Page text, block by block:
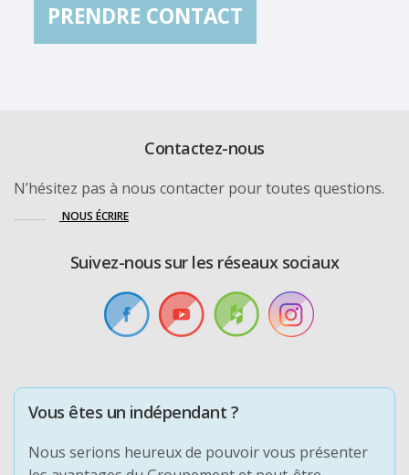
PRENDRE CONTACT
Contactez-nous
N’hésitez pas à nous contacter pour toutes questions.
NOUS ÉCRIRE
Suivez-nous sur les réseaux sociaux
Vous êtes un indépendant ?
Nous serions heureux de pouvoir vous présenter